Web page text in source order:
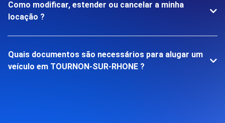
Como modificar, estender ou cancelar a minha
locação ?
Quais documentos são necessários para alugar um
veículo em TOURNON-SUR-RHONE ?